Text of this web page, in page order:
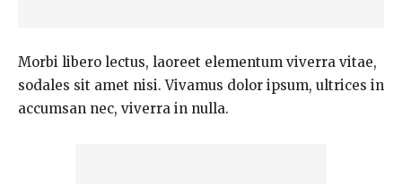
Morbi libero lectus, laoreet elementum viverra vitae,
sodales sit amet nisi. Vivamus dolor ipsum, ultrices in
accumsan nec, viverra in nulla.